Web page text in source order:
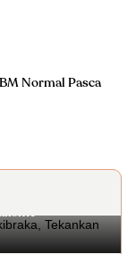
Normal Pasca
Paskibraka,